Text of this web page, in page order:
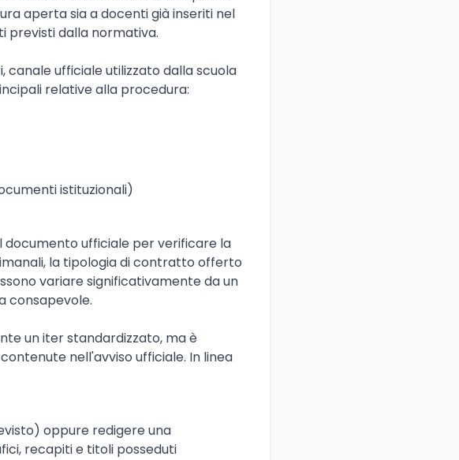
aperta sia a docenti già inseriti nel
previsti dalla normativa.
ufficiale utilizzato dalla scuola
relative alla procedura:
istituzionali)
ufficiale per verificare la
la tipologia di contratto offerto
variare significativamente da un
consapevole.
un iter standardizzato, ma è
nell'avviso ufficiale. In linea
oppure redigere una
recapiti e titoli posseduti